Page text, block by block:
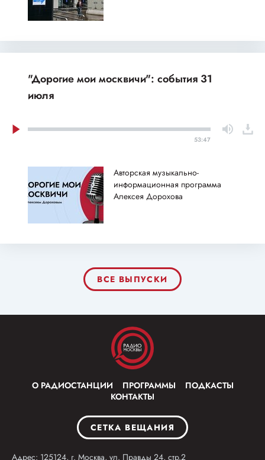
"Дорогие мои москвичи": события 31
июля
53:47
Авторская музыкально-
информационная программа
Алексея Дорохова
ВСЕ ВЫПУСКИ
О РАДИОСТАНЦИИ ПРОГРАММЫ
ПОДКАСТЫ
КОНТАКТЫ
СЕТКА ВЕЩАНИЯ
Адрес: 125124, г. Москва, ул. Правды 24, стр.2